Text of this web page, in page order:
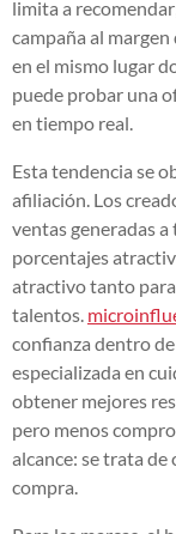
limita a
campaña al
en el mismo lugar
puede probar una
en tiempo real.
Esta tendencia se
afiliación. Los
ventas generadas a
porcentajes
atractivo tanto
talentos.
confianza dentro
especializada en
obtener mejores
pero menos
alcance: se trata
compra.